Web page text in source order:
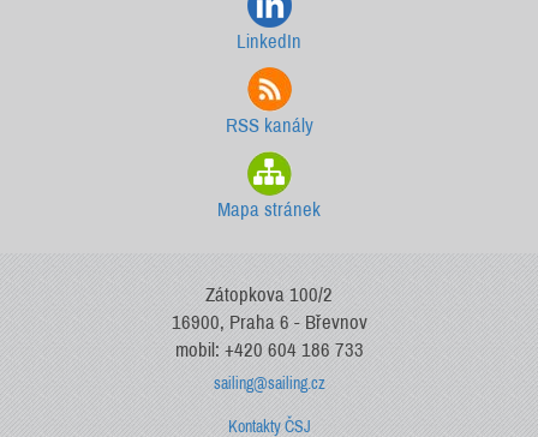
LinkedIn
RSS kanály
Mapa stránek
Zátopkova 100/2
16900, Praha 6 - Břevnov
mobil: +420 604 186 733
sailing@sailing.cz
Kontakty ČSJ